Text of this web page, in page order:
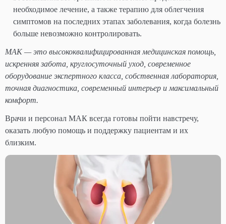
необходимое лечение, а также терапию для облегчения
симптомов на последних этапах заболевания, когда болезнь
больше невозможно контролировать.
МАК — это высококвалифицированная медицинская помощь,
искренняя забота, круглосуточный уход, современное
оборудование экспертного класса, собственная лаборатория,
точная диагностика, современный интерьер и максимальный
комфорт.
Врачи и персонал МАК всегда готовы пойти навстречу,
оказать любую помощь и поддержку пациентам и их
близким.